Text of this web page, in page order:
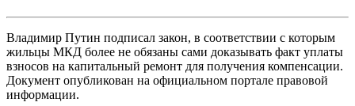
Владимир Путин подписал закон, в соответствии с которым
жильцы МКД более не обязаны сами доказывать факт уплаты
взносов на капитальный ремонт для получения компенсации.
Документ опубликован на официальном портале правовой
информации.